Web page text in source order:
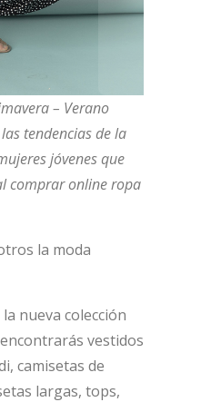
– Verano
tendencias de la
jóvenes que
comprar online ropa
la moda
nueva colección
vestidos
camisetas de
largas, tops,